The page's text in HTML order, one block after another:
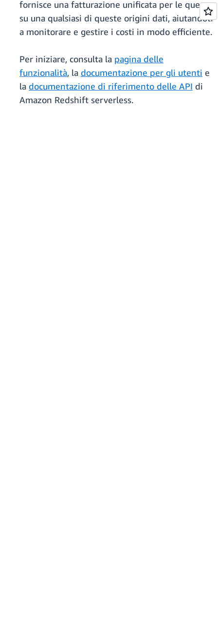
fornisce una fatturazione unificata per le query
su una qualsiasi di queste origini dati, aiutandoti
a monitorare e gestire i costi in modo efficiente.
Per iniziare, consulta la pagina delle
funzionalità, la documentazione per gli utenti e
la documentazione di riferimento delle API di
Amazon Redshift serverless.